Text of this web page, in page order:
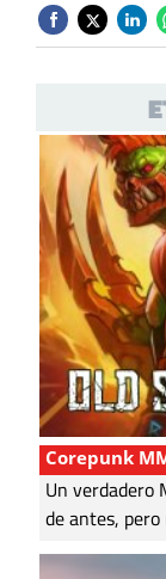
Corepunk
Un verdadero
de antes,